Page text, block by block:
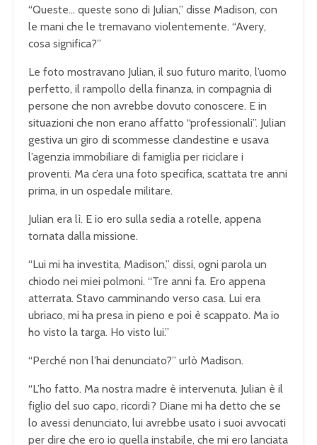
“Queste… queste sono di Julian,” disse Madison, con
le mani che le tremavano violentemente. “Avery,
cosa significa?”
Le foto mostravano Julian, il suo futuro marito, l’uomo
perfetto, il rampollo della finanza, in compagnia di
persone che non avrebbe dovuto conoscere. E in
situazioni che non erano affatto “professionali”. Julian
gestiva un giro di scommesse clandestine e usava
l’agenzia immobiliare di famiglia per riciclare i
proventi. Ma c’era una foto specifica, scattata tre anni
prima, in un ospedale militare.
Julian era lì. E io ero sulla sedia a rotelle, appena
tornata dalla missione.
“Lui mi ha investita, Madison,” dissi, ogni parola un
chiodo nei miei polmoni. “Tre anni fa. Ero appena
atterrata. Stavo camminando verso casa. Lui era
ubriaco, mi ha presa in pieno e poi è scappato. Ma io
ho visto la targa. Ho visto lui.”
“Perché non l’hai denunciato?” urlò Madison.
“L’ho fatto. Ma nostra madre è intervenuta. Julian è il
figlio del suo capo, ricordi? Diane mi ha detto che se
lo avessi denunciato, lui avrebbe usato i suoi avvocati
per dire che ero io quella instabile, che mi ero lanciata